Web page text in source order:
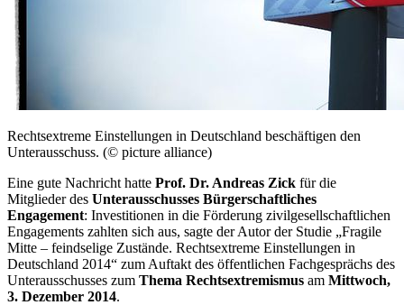
Rechtsextreme Einstellungen in Deutschland beschäftigen den
Unterausschuss. (© picture alliance)
Eine gute Nachricht hatte Prof. Dr. Andreas Zick für die
Mitglieder des Unterausschusses Bürgerschaftliches
Engagement: Investitionen in die Förderung zivilgesellschaftlichen
Engagements zahlten sich aus, sagte der Autor der Studie „Fragile
Mitte – feindselige Zustände. Rechtsextreme Einstellungen in
Deutschland 2014“ zum Auftakt des öffentlichen Fachgesprächs des
Unterausschusses zum Thema Rechtsextremismus am Mittwoch,
3. Dezember 2014.